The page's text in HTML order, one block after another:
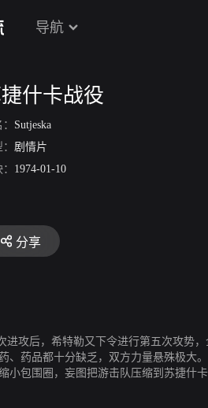
导航
什卡战役
Sutjeska
剧情片
1974-01-10
分享
进攻后，希特勒又下令进行第五次攻势
、药品都十分缺乏，双方力量悬殊极大
小包围圈，妄图把游击队压缩到苏捷什